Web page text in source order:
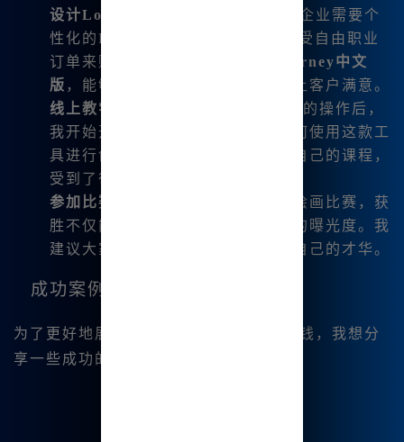
设计Logo或插图
：许多创业者和小企业需要个
性化的Logo设计和插图，我通过接受自由职业
订单来赚取额外收入。使用
Midjourney中文
版 ，能够快速生成多样化的设计，让客户满意。
线上教学
的操作后，
我开始开设线上课程，教其他人如何使用这款工
具进行创作。我在课程平台上推广自己的课程，
受到了很多学生的欢迎。
参加比赛
：许多艺术平台定期举办绘画比赛，获
胜不仅能获得奖金，还能提高个人的曝光度。我
建议大家积极参与这些活动，展示自己的才华。
成功案例
为了更好地展示如何利用
赚钱，我想分
享一些成功的案例：